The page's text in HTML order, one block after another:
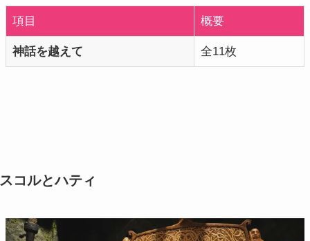
項目 概要
神話を越えて 全11枚
スコルとハティ